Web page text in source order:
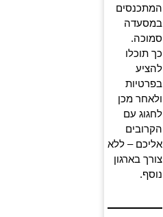
המתכנסים
במסעדה
סמוכה.
כך תוכלו
להציע
בפרטיות
ולאחר מכן
לחגוג עם
הקרובים
אליכם – ללא
צורך בארגון
נוסף.